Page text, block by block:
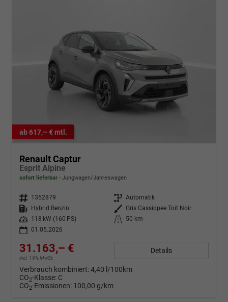
ab 617,– € mtl.
Renault Captur
Esprit Alpine
sofort lieferbar Jungwagen/Jahreswagen
Fahrzeugnr. 1352879 Getriebe Automatik
Kraftstoff
Hybrid Benzin Außenfarbe
Gris Cassiopee Toit Noir
Leistung
118 kW (160 PS) Kilometerstand
50 km
01.05.2026
31.163,– €
incl. 19% MwSt.
Details
Verbrauch kombiniert:4,40 l/100km
CO2-Klasse: C
CO2-Emissionen: 100,00 g/km